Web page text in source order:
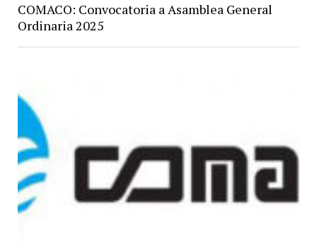
COMACO: Convocatoria a Asamblea General
Ordinaria 2025